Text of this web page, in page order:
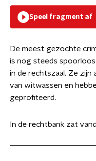
Speel fragment af
De meest gezochte
is nog steeds
in de rechtszaal. Ze
van witwassen en
geprofiteerd.
In de rechtbank zat